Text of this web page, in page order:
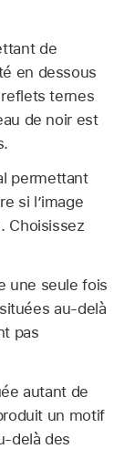
de
en dessous
reflets ternes
de noir est
permettant
si l’image
Choisissez
une seule fois
au-delà
pas
autant de
un motif
delà des